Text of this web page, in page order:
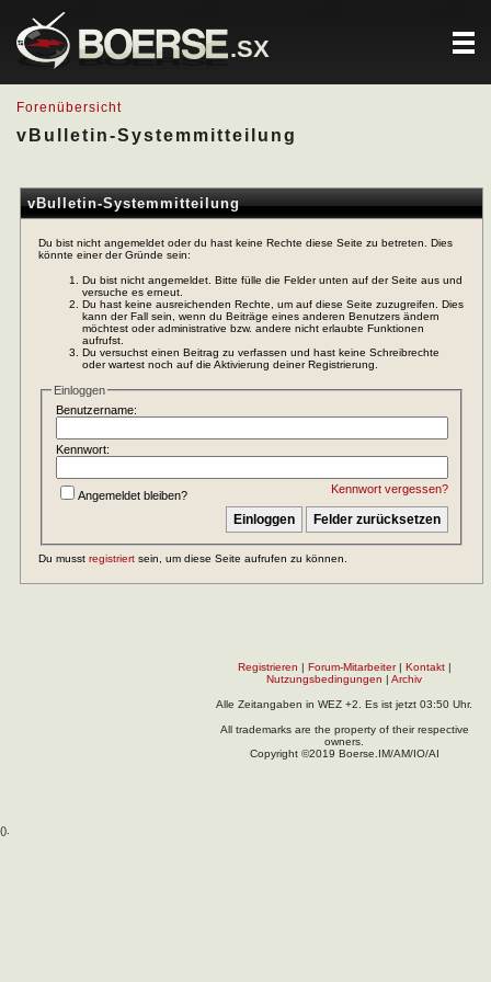
.SX
Forenübersicht
vBulletin-Systemmitteilung
vBulletin-Systemmitteilung
Du bist nicht angemeldet oder du hast keine Rechte diese Seite zu betreten. Dies
könnte einer der Gründe sein:
Du bist nicht angemeldet. Bitte fülle die Felder unten auf der Seite aus und
versuche es erneut.
Du hast keine ausreichenden Rechte, um auf diese Seite zuzugreifen. Dies
kann der Fall sein, wenn du Beiträge eines anderen Benutzers ändern
möchtest oder administrative bzw. andere nicht erlaubte Funktionen
aufrufst.
Du versuchst einen Beitrag zu verfassen und hast keine Schreibrechte
oder wartest noch auf die Aktivierung deiner Registrierung.
Einloggen
Benutzername:
Kennwort:
Kennwort vergessen?
Angemeldet bleiben?
Du musst registriert sein, um diese Seite aufrufen zu können.
Registrieren | Forum-Mitarbeiter| Kontakt|
Nutzungsbedingungen | Archiv
Alle Zeitangaben in WEZ +2. Es ist jetzt 03:50 Uhr.
All trademarks are the property of their respective
owners.
Copyright ©2019 Boerse.IM/AM/IO/AI
().